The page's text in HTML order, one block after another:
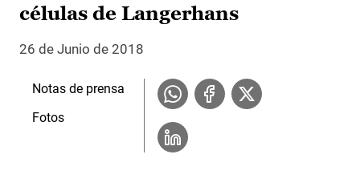
células de Langerhans
26 de Junio de 2018
Notas de prensa
Fotos